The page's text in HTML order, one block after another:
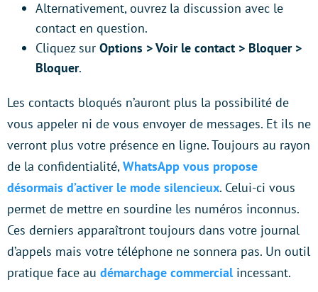
Alternativement, ouvrez la discussion avec le
contact en question.
Cliquez sur Options > Voir le contact > Bloquer >
Bloquer.
Les contacts bloqués n’auront plus la possibilité de
vous appeler ni de vous envoyer de messages. Et ils ne
verront plus votre présence en ligne. Toujours au rayon
de la confidentialité, WhatsApp vous propose
désormais d’activer le mode silencieux. Celui-ci vous
permet de mettre en sourdine les numéros inconnus.
Ces derniers apparaîtront toujours dans votre journal
d’appels mais votre téléphone ne sonnera pas. Un outil
pratique face au démarchage commercialincessant.